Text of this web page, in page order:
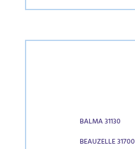
BALMA 31130
BEAUZELLE 31700